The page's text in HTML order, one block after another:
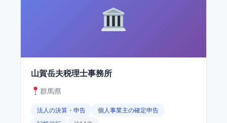
山賀岳夫税理士事務所
群馬県
法人の決算・申告
個人事業主の確定申告